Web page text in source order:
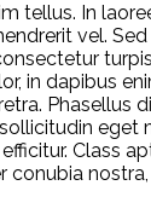
tellus. In
vel.
in dapibus
Phasellus
eget
Class
conubia